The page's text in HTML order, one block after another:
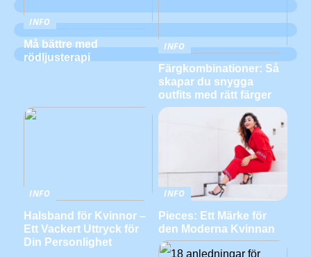
INFO
Må bättre med
rödljusterapi
INFO
Färgkombinationer: Så
skapar du snygga
outfits med rätt färger
INFO
Halsband för Kvinnor –
Ett Vackert Uttryck för
Din Personlighet
INFO
Pieces: Ett Märke för
den Moderna Kvinnan